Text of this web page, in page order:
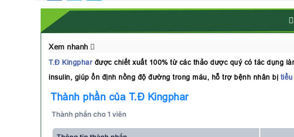
Xem nhanh
T.Đ Kingpharđược chiết xuất 100% từ các thảo dược quý có tác dụng
insulin, giúp ổn định nồng độ đường trong máu, hỗ trợ bệnh nhân bị
Thành phần của T.Đ Kingphar